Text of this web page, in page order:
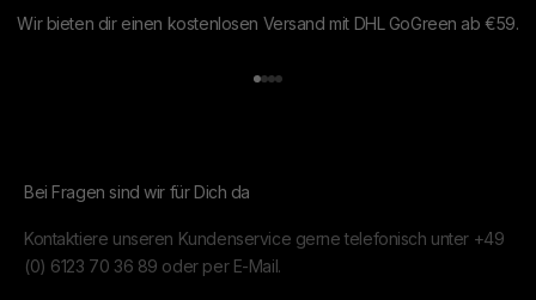
Wir bieten dir einen kostenlosen Versand mit DHL GoGreen ab €59.
Gehe zu Element 1
Gehe zu Element 2
Gehe zu Element 3
Gehe zu Element 4
Bei Fragen sind wir für Dich da
Kontaktiere unseren Kundenservice gerne telefonisch unter +49
(0) 6123 70 36 89 oder per E-Mail.